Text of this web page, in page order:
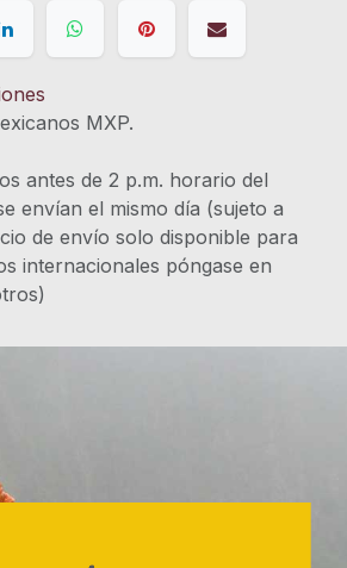
MXP.
IVA
antes de 2 p.m. horario del
envían el mismo día (sujeto a
de envío solo disponible para
internacionales póngase en